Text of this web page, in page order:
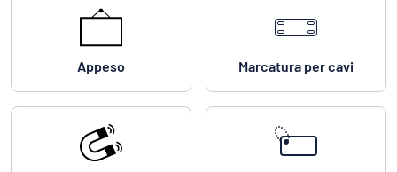
Appeso Marcatura per cavi